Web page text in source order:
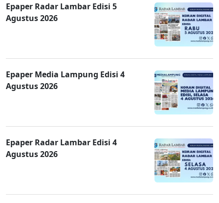
Epaper Radar Lambar Edisi 5
Agustus 2026
Epaper Media Lampung Edisi 4
Agustus 2026
Epaper Radar Lambar Edisi 4
Agustus 2026